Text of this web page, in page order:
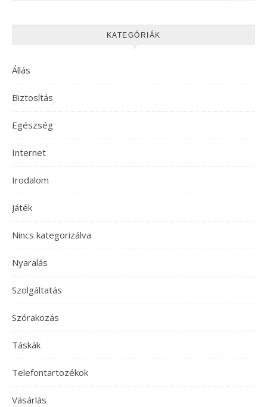
KATEGÓRIÁK
Állás
Biztosítás
Egészség
Internet
Irodalom
Játék
Nincs kategorizálva
Nyaralás
Szolgáltatás
Szórakozás
Táskák
Telefontartozékok
Vásárlás